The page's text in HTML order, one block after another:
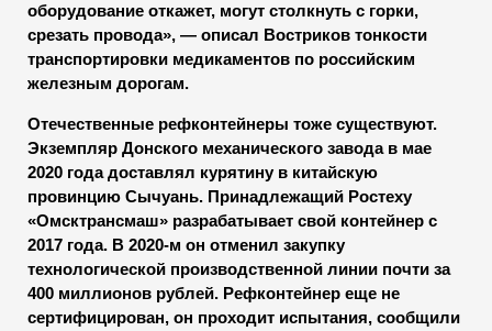
оборудование откажет, могут столкнуть с горки,
срезать провода», — описал Востриков тонкости
транспортировки медикаментов по российским
железным дорогам.
Отечественные рефконтейнеры тоже существуют.
Экземпляр Донского механического завода в мае
2020 года доставлял курятину в китайскую
провинцию Сычуань. Принадлежащий Ростеху
«Омсктрансмаш» разрабатывает свой контейнер с
2017 года. В 2020-м он отменил закупку
технологической производственной линии почти за
400 миллионов рублей. Рефконтейнер еще не
сертифицирован, он проходит испытания, сообщили